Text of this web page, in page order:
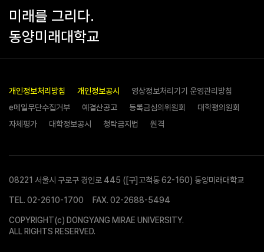
미래를 그리다.
동양미래대학교
개인정보처리방침 개인정보공시
영상정보처리기기 운영관리방침
e메일무단수집거부
예결산공고 등록금심의위원회
대학평의원회
자체평가
대학정보공시 청탁금지법 원격
08221 서울시 구로구 경인로 445 ([구]고척동 62-160) 동양미래대학교
TEL. 02-2610-1700 FAX. 02-2688-5494
COPYRIGHT(c) DONGYANG MIRAE UNIVERSITY.
ALL RIGHTS RESERVED.